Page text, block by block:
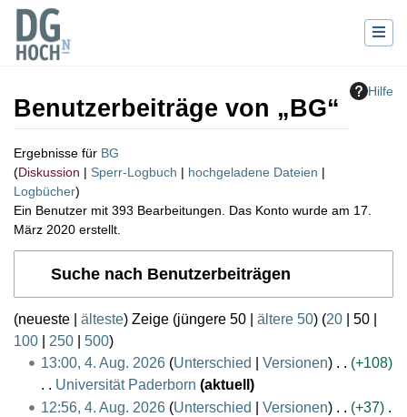
Hilfe
Benutzerbeiträge von „BG“
Ergebnisse für BG
Diskussion
Sperr-Logbuch
hochgeladene Dateien
Logbücher
Ein Benutzer mit 393 Bearbeitungen. Das Konto wurde am 17.
März 2020 erstellt.
Wechseln zu:Navigation,Suche
Suche nach Benutzerbeiträgen
(neueste älteste) Zeige (jüngere 50 ältere 50) (20 50
100
250 500)
13:00, 4. Aug. 2026 Unterschied Versionen
+108
Universität Paderborn
K
aktuell
12:56, 4. Aug. 2026 Unterschied Versionen
+37